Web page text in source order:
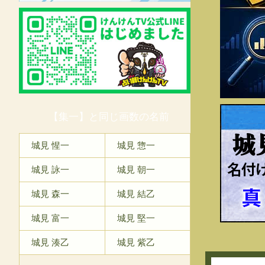
【集一】と同じ画数の名前
城見 惺一 城見 惣一
城見 詠一 城見 朝一
城見 森一 城見 結乙
城見 富一 城見 堅一
城見 湊乙 城見 紫乙
城